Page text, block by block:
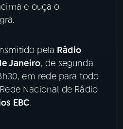
e ouça o
pela Rádio
Janeiro, de segunda
em rede para todo
Nacional de Rádio
EBC.